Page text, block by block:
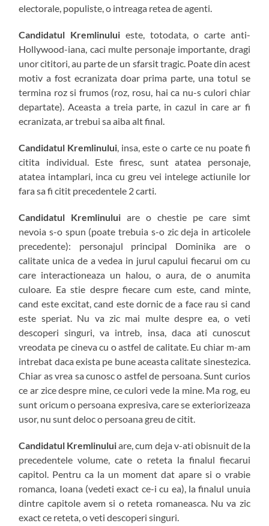
electorale, populiste, o intreaga retea de agenti.
Candidatul Kremlinului este, totodata, o carte anti-
Hollywood-iana, caci multe personaje importante, dragi
unor cititori, au parte de un sfarsit tragic. Poate din acest
motiv a fost ecranizata doar prima parte, una totul se
termina roz si frumos (roz, rosu, hai ca nu-s culori chiar
departate). Aceasta a treia parte, in cazul in care ar fi
ecranizata, ar trebui sa aiba alt final.
Candidatul Kremlinului, insa, este o carte ce nu poate fi
citita individual. Este firesc, sunt atatea personaje,
atatea intamplari, inca cu greu vei intelege actiunile lor
fara sa fi citit precedentele 2 carti.
Candidatul Kremlinului are o chestie pe care simt
nevoia s-o spun (poate trebuia s-o zic deja in articolele
precedente): personajul principal Dominika are o
calitate unica de a vedea in jurul capului fiecarui om cu
care interactioneaza un halou, o aura, de o anumita
culoare. Ea stie despre fiecare cum este, cand minte,
cand este excitat, cand este dornic de a face rau si cand
este speriat. Nu va zic mai multe despre ea, o veti
descoperi singuri, va intreb, insa, daca ati cunoscut
vreodata pe cineva cu o astfel de calitate. Eu chiar m-am
intrebat daca exista pe bune aceasta calitate sinestezica.
Chiar as vrea sa cunosc o astfel de persoana. Sunt curios
ce ar zice despre mine, ce culori vede la mine. Ma rog, eu
sunt oricum o persoana expresiva, care se exteriorizeaza
usor, nu sunt deloc o persoana greu de citit.
Candidatul Kremlinuluiare, cum deja v-ati obisnuit de la
precedentele volume, cate o reteta la finalul fiecarui
capitol. Pentru ca la un moment dat apare si o vrabie
romanca, Ioana (vedeti exact ce-i cu ea), la finalul unuia
dintre capitole avem si o reteta romaneasca. Nu va zic
exact ce reteta, o veti descoperi singuri.